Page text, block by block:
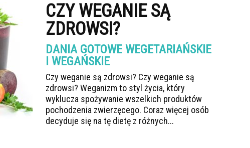
CZY WEGANIE SĄ
ZDROWSI?
DANIA GOTOWE WEGETARIAŃSKIE
I WEGAŃSKIE
Czy weganie są zdrowsi? Czy weganie są
zdrowsi? Weganizm to styl życia, który
wyklucza spożywanie wszelkich produktów
pochodzenia zwierzęcego. Coraz więcej osób
decyduje się na tę dietę z różnych...